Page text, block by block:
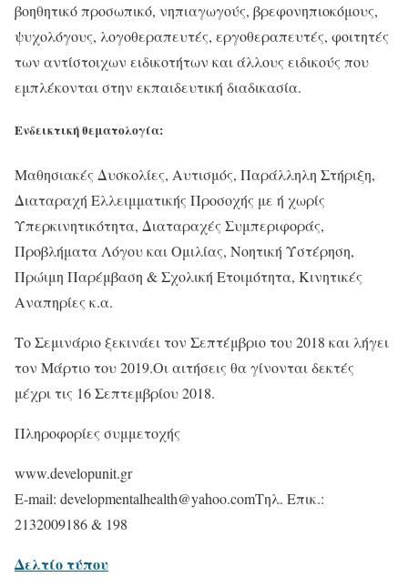
βοηθητικό προσωπικό, νηπιαγωγούς, βρεφονηπιοκόμους,
ψυχολόγους, λογοθεραπευτές, εργοθεραπευτές, φοιτητές
των αντίστοιχων ειδικοτήτων και άλλους ειδικούς που
εμπλέκονται στην εκπαιδευτική διαδικασία.
Ενδεικτική θεματολογία:
Μαθησιακές Δυσκολίες, Αυτισμός, Παράλληλη Στήριξη,
Διαταραχή Ελλειμματικής Προσοχής με ή χωρίς
Υπερκινητικότητα, Διαταραχές Συμπεριφοράς,
Προβλήματα Λόγου και Ομιλίας, Νοητική Υστέρηση,
Πρώιμη Παρέμβαση & Σχολική Ετοιμότητα, Κινητικές
Αναπηρίες κ.α.
Το Σεμινάριο ξεκινάει τον Σεπτέμβριο του 2018 και λήγει
τον Μάρτιο του 2019.Οι αιτήσεις θα γίνονται δεκτές
μέχρι τις 16 Σεπτεμβρίου 2018.
Πληροφορίες συμμετοχής
www.developunit.gr
E-mail: developmentalhealth@yahoo.comΤηλ. Επικ.:
2132009186 & 198
Δελτίο τύπου